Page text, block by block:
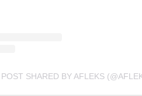
POST SHARED BY AFLEKS